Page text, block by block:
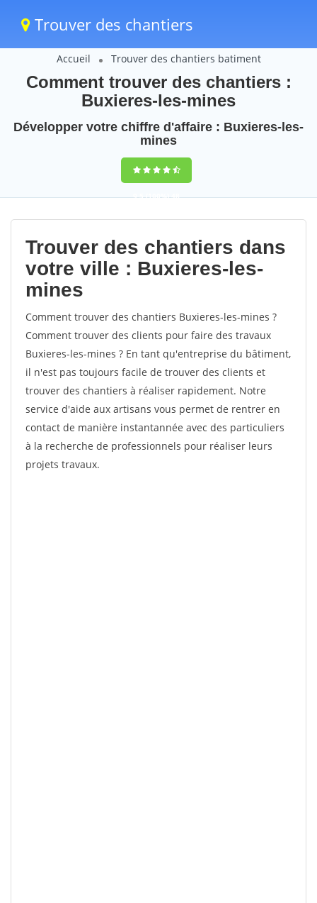
Trouver des chantiers
Accueil Trouver des chantiers batiment
Comment trouver des chantiers :
Buxieres-les-mines
Développer votre chiffre d'affaire : Buxieres-les-
mines
9,5(100%)48
votes
Trouver des chantiers dans
votre ville : Buxieres-les-
mines
Comment trouver des chantiers Buxieres-les-mines ?
Comment trouver des clients pour faire des travaux
Buxieres-les-mines ? En tant qu'entreprise du bâtiment,
il n'est pas toujours facile de trouver des clients et
trouver des chantiers à réaliser rapidement. Notre
service d'aide aux artisans vous permet de rentrer en
contact de manière instantannée avec des particuliers
à la recherche de professionnels pour réaliser leurs
projets travaux.